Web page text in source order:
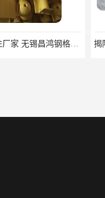
宿迁栏杆立柱厂家 无锡昌鸿钢格板有限公司